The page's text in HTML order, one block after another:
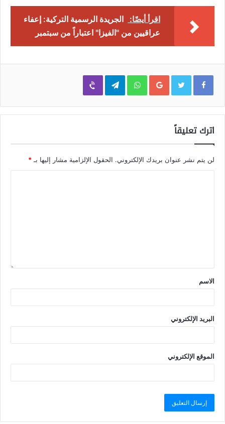
اقرأ أيضًا:
الجريدة الرسمية التركية: إعفاء
عراقيين من "الفيزا" اعتباراً من سبتمبر
Google+
WhatsApp
Telegram
Viber
اترك تعليقاً
لن يتم نشر عنوان بريدك الإلكتروني. الحقول الإلزامية مشار إليها بـ *
الاسم
البريد الإلكتروني
الموقع الإلكتروني